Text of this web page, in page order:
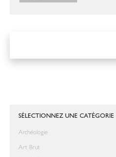
SÉLECTIONNEZ UNE CATÉGORIE
Archéologie
Art Brut